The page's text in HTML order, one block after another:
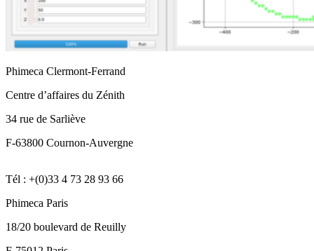
Phimeca Clermont-Ferrand
Centre d’affaires du Zénith
34 rue de Sarliève
F-63800 Cournon-Auvergne
Tél : +(0)33 4 73 28 93 66
Phimeca Paris
18/20 boulevard de Reuilly